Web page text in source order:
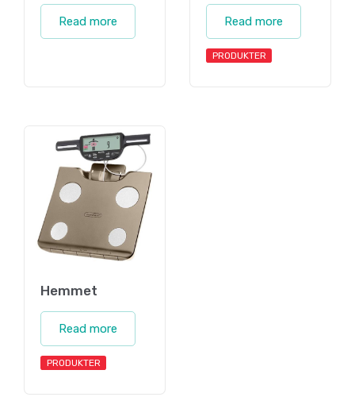
Read more Read more
PRODUKTER
Hemmet
Read more
PRODUKTER